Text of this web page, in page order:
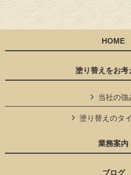
HOME
塗り替えをお考
当社の強
塗り替えのタ
業務案内
ブログ